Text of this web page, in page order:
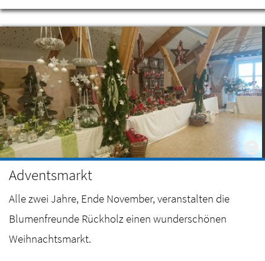
Adventsmarkt
Alle zwei Jahre, Ende November, veranstalten die
Blumenfreunde Rückholz einen wunderschönen
Weihnachtsmarkt.